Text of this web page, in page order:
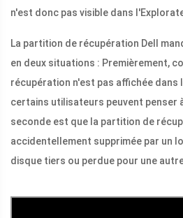
n'est donc pas visible dans
La partition de récupération Dell
en deux situations : Premièrement,
récupération n'est pas affichée
certains utilisateurs peuvent penser
seconde est que la partition de
accidentellement supprimée par un
disque tiers ou perdue pour une